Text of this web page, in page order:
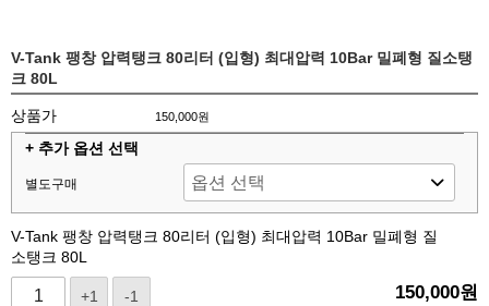
V-Tank 팽창 압력탱크 80리터 (입형) 최대압력 10Bar 밀폐형 질소탱
크 80L
상품가 150,000원
+ 추가 옵션 선택
별도구매
V-Tank 팽창 압력탱크 80리터 (입형) 최대압력 10Bar 밀폐형 질
소탱크 80L
+1 -1 150,000원